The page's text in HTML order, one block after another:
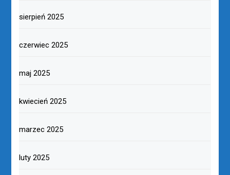
sierpień 2025
czerwiec 2025
maj 2025
kwiecień 2025
marzec 2025
luty 2025